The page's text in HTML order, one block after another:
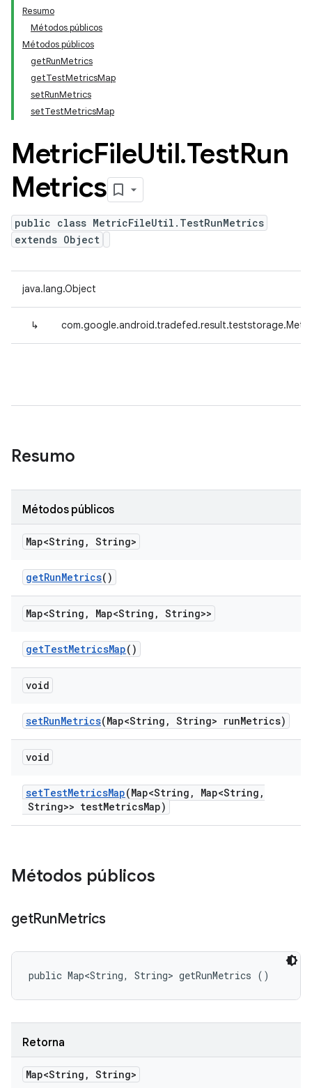
Resumo
Métodos públicos
Métodos públicos
getRunMetrics
getTestMetricsMap
setRunMetrics
setTestMetricsMap
MetricFileUtil.TestRun
Metrics
public class MetricFileUtil.TestRunMetrics
extends Object
java.lang.Object
↳
Resumo
Métodos públicos
Map<String , String>
getRunMetrics()
Map<String , Map<String , String>>
getTestMetricsMap()
void
setRunMetrics(Map<String , String> runMetrics)
void
setTestMetricsMap(Map<String , Map<String ,
String>> testMetricsMap)
Métodos públicos
getRunMetrics
public Map<String, String> getRunMetrics ()
Retorna
Map<String , String>